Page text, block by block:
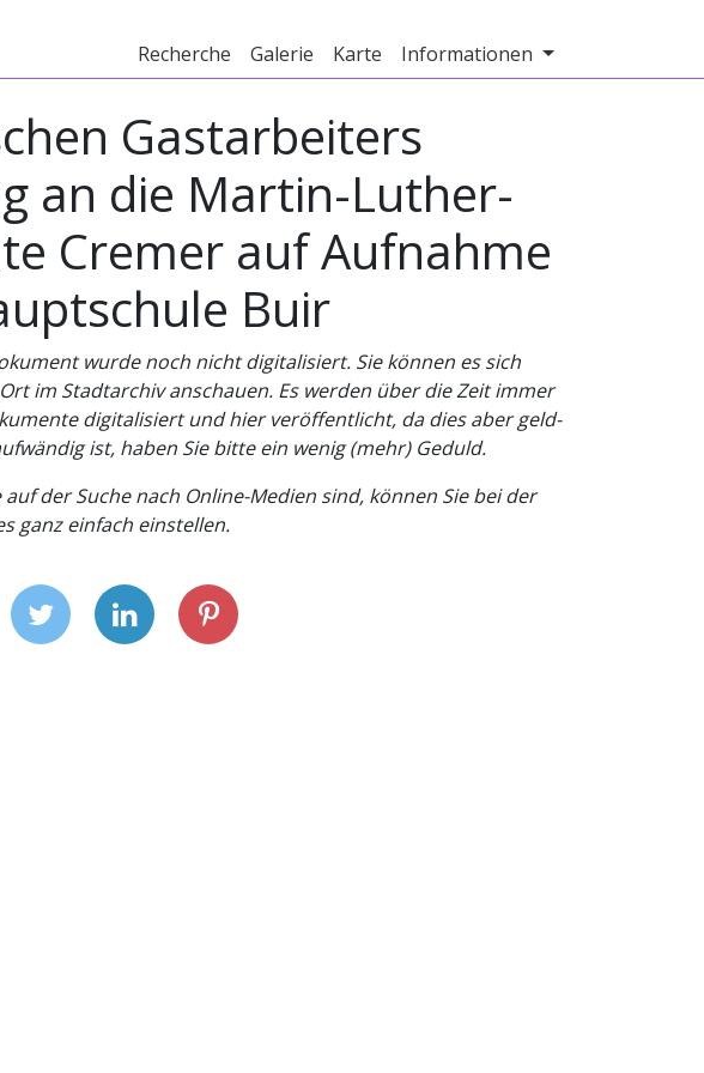
Recherche Galerie Karte Informationen
Gastarbeiters
an die Martin-Luther-
Cremer auf Aufnahme
Buir
wurde noch nicht digitalisiert. Sie können es sich
im Stadtarchiv anschauen. Es werden über die Zeit immer
digitalisiert und hier veröffentlicht, da dies aber geld-
ist, haben Sie bitte ein wenig (mehr) Geduld.
auf der Suche nach Online-Medien sind, können Sie bei der
ganz einfach einstellen.